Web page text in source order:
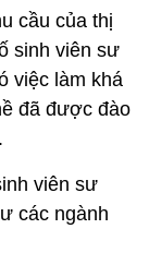
cầu của thị
sinh viên sư
việc làm khá
đã được đào
viên sư
các ngành